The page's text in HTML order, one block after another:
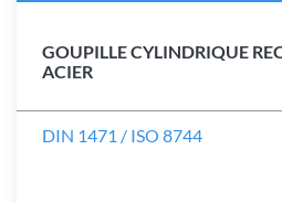
GOUPILLE CYLINDRIQUE
ACIER
DIN 1471 / ISO 8744